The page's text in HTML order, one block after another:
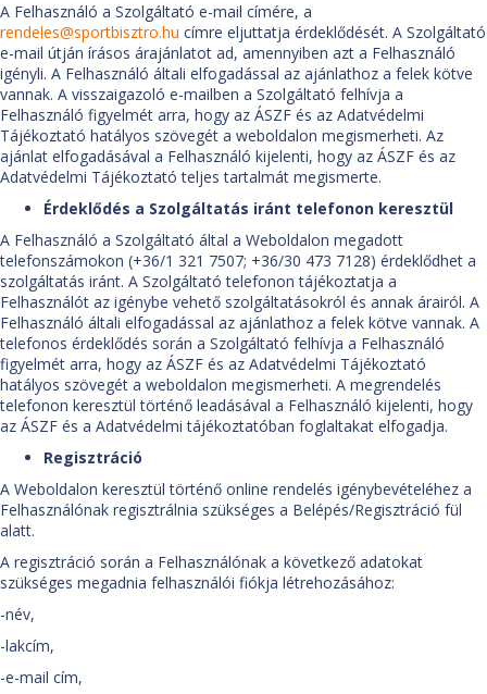
A Felhasználó a Szolgáltató e-mail címére, a
rendeles@sportbisztro.hu címre eljuttatja érdeklődését. A Szolgáltató
e-mail útján írásos árajánlatot ad, amennyiben azt a Felhasználó
igényli. A Felhasználó általi elfogadással az ajánlathoz a felek kötve
vannak. A visszaigazoló e-mailben a Szolgáltató felhívja a
Felhasználó figyelmét arra, hogy az ÁSZF és az Adatvédelmi
Tájékoztató hatályos szövegét a weboldalon megismerheti. Az
ajánlat elfogadásával a Felhasználó kijelenti, hogy az ÁSZF és az
Adatvédelmi Tájékoztató teljes tartalmát megismerte.
Érdeklődés a Szolgáltatás iránt telefonon keresztül
A Felhasználó a Szolgáltató által a Weboldalon megadott
telefonszámokon (+36/1 321 7507; +36/30 473 7128) érdeklődhet a
szolgáltatás iránt. A Szolgáltató telefonon tájékoztatja a
Felhasználót az igénybe vehető szolgáltatásokról és annak árairól. A
Felhasználó általi elfogadással az ajánlathoz a felek kötve vannak. A
telefonos érdeklődés során a Szolgáltató felhívja a Felhasználó
figyelmét arra, hogy az ÁSZF és az Adatvédelmi Tájékoztató
hatályos szövegét a weboldalon megismerheti. A megrendelés
telefonon keresztül történő leadásával a Felhasználó kijelenti, hogy
az ÁSZF és a Adatvédelmi tájékoztatóban foglaltakat elfogadja.
Regisztráció
A Weboldalon keresztül történő online rendelés igénybevételéhez a
Felhasználónak regisztrálnia szükséges a Belépés/Regisztráció fül
alatt.
A regisztráció során a Felhasználónak a következő adatokat
szükséges megadnia felhasználói fiókja létrehozásához:
-név,
-lakcím,
-e-mail cím,